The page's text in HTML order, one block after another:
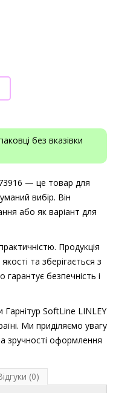
без вказівки
— це товар для
вибір. Він
або як варіант для
Продукція
та зберігається з
гарантує безпечність і
SoftLine LINLEY
Ми приділяємо увагу
зручності оформлення
(0)